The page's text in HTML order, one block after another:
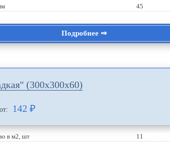
45
Подробнее ⇒
(300х300х60)
142 ₽
в м2, шт
11